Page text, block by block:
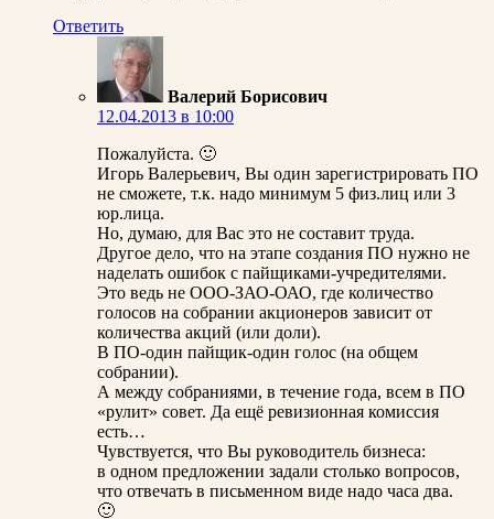
Ответить
Валерий Борисович
12.04.2013 в 10:00
Пожалуйста. 🙂
Игорь Валерьевич, Вы один зарегистрировать ПО
не сможете, т.к. надо минимум 5 физ.лиц или 3
юр.лица.
Но, думаю, для Вас это не составит труда.
Другое дело, что на этапе создания ПО нужно не
наделать ошибок с пайщиками-учредителями.
Это ведь не ООО-ЗАО-ОАО, где количество
голосов на собрании акционеров зависит от
количества акций (или доли).
В ПО-один пайщик-один голос (на общем
собрании).
А между собраниями, в течение года, всем в ПО
«рулит» совет. Да ещё ревизионная комиссия
есть…
Чувствуется, что Вы руководитель бизнеса:
в одном предложении задали столько вопросов,
что отвечать в письменном виде надо часа два.
🙂